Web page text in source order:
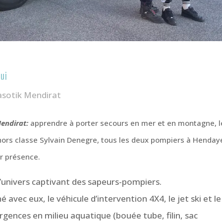
Mendirat
apprendre à porter secours en mer et en montagne,
classe Sylvain Denegre, tous les deux pompiers à
présence.
captivant des sapeurs-pompiers.
eux, le véhicule d’intervention 4X4, le jet ski et le
en milieu aquatique (bouée tube, filin, sac